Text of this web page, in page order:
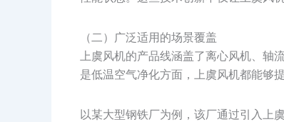
（二）广泛适用的场景覆盖
上虞风机的产品线涵盖了离心风机、
是低温空气净化方面，上虞风机都能够
以某大型钢铁厂为例，该厂通过引入上